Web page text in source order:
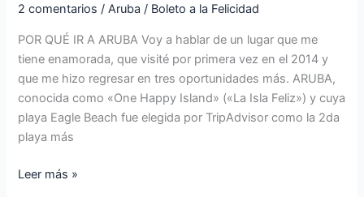
2 comentarios /Aruba / Boleto a la Felicidad
POR QUÉ IR A ARUBA Voy a hablar de un lugar que me
tiene enamorada, que visité por primera vez en el 2014 y
que me hizo regresar en tres oportunidades más. ARUBA,
conocida como «One Happy Island» («La Isla Feliz») y cuya
playa Eagle Beach fue elegida por TripAdvisor como la 2da
playa más
Leer más »